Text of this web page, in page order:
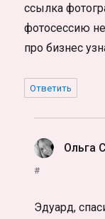
ссылка
фотосессию
про бизнес
Ответить
Ольга
#
Эдуард,